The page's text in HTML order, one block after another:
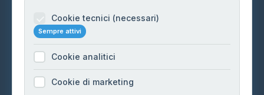
Informazioni legali
Cookie Policy
Preferenze Cookie
Cookie tecnici (necessari)
Sempre attivi
Cookie analitici
Cookie di marketing